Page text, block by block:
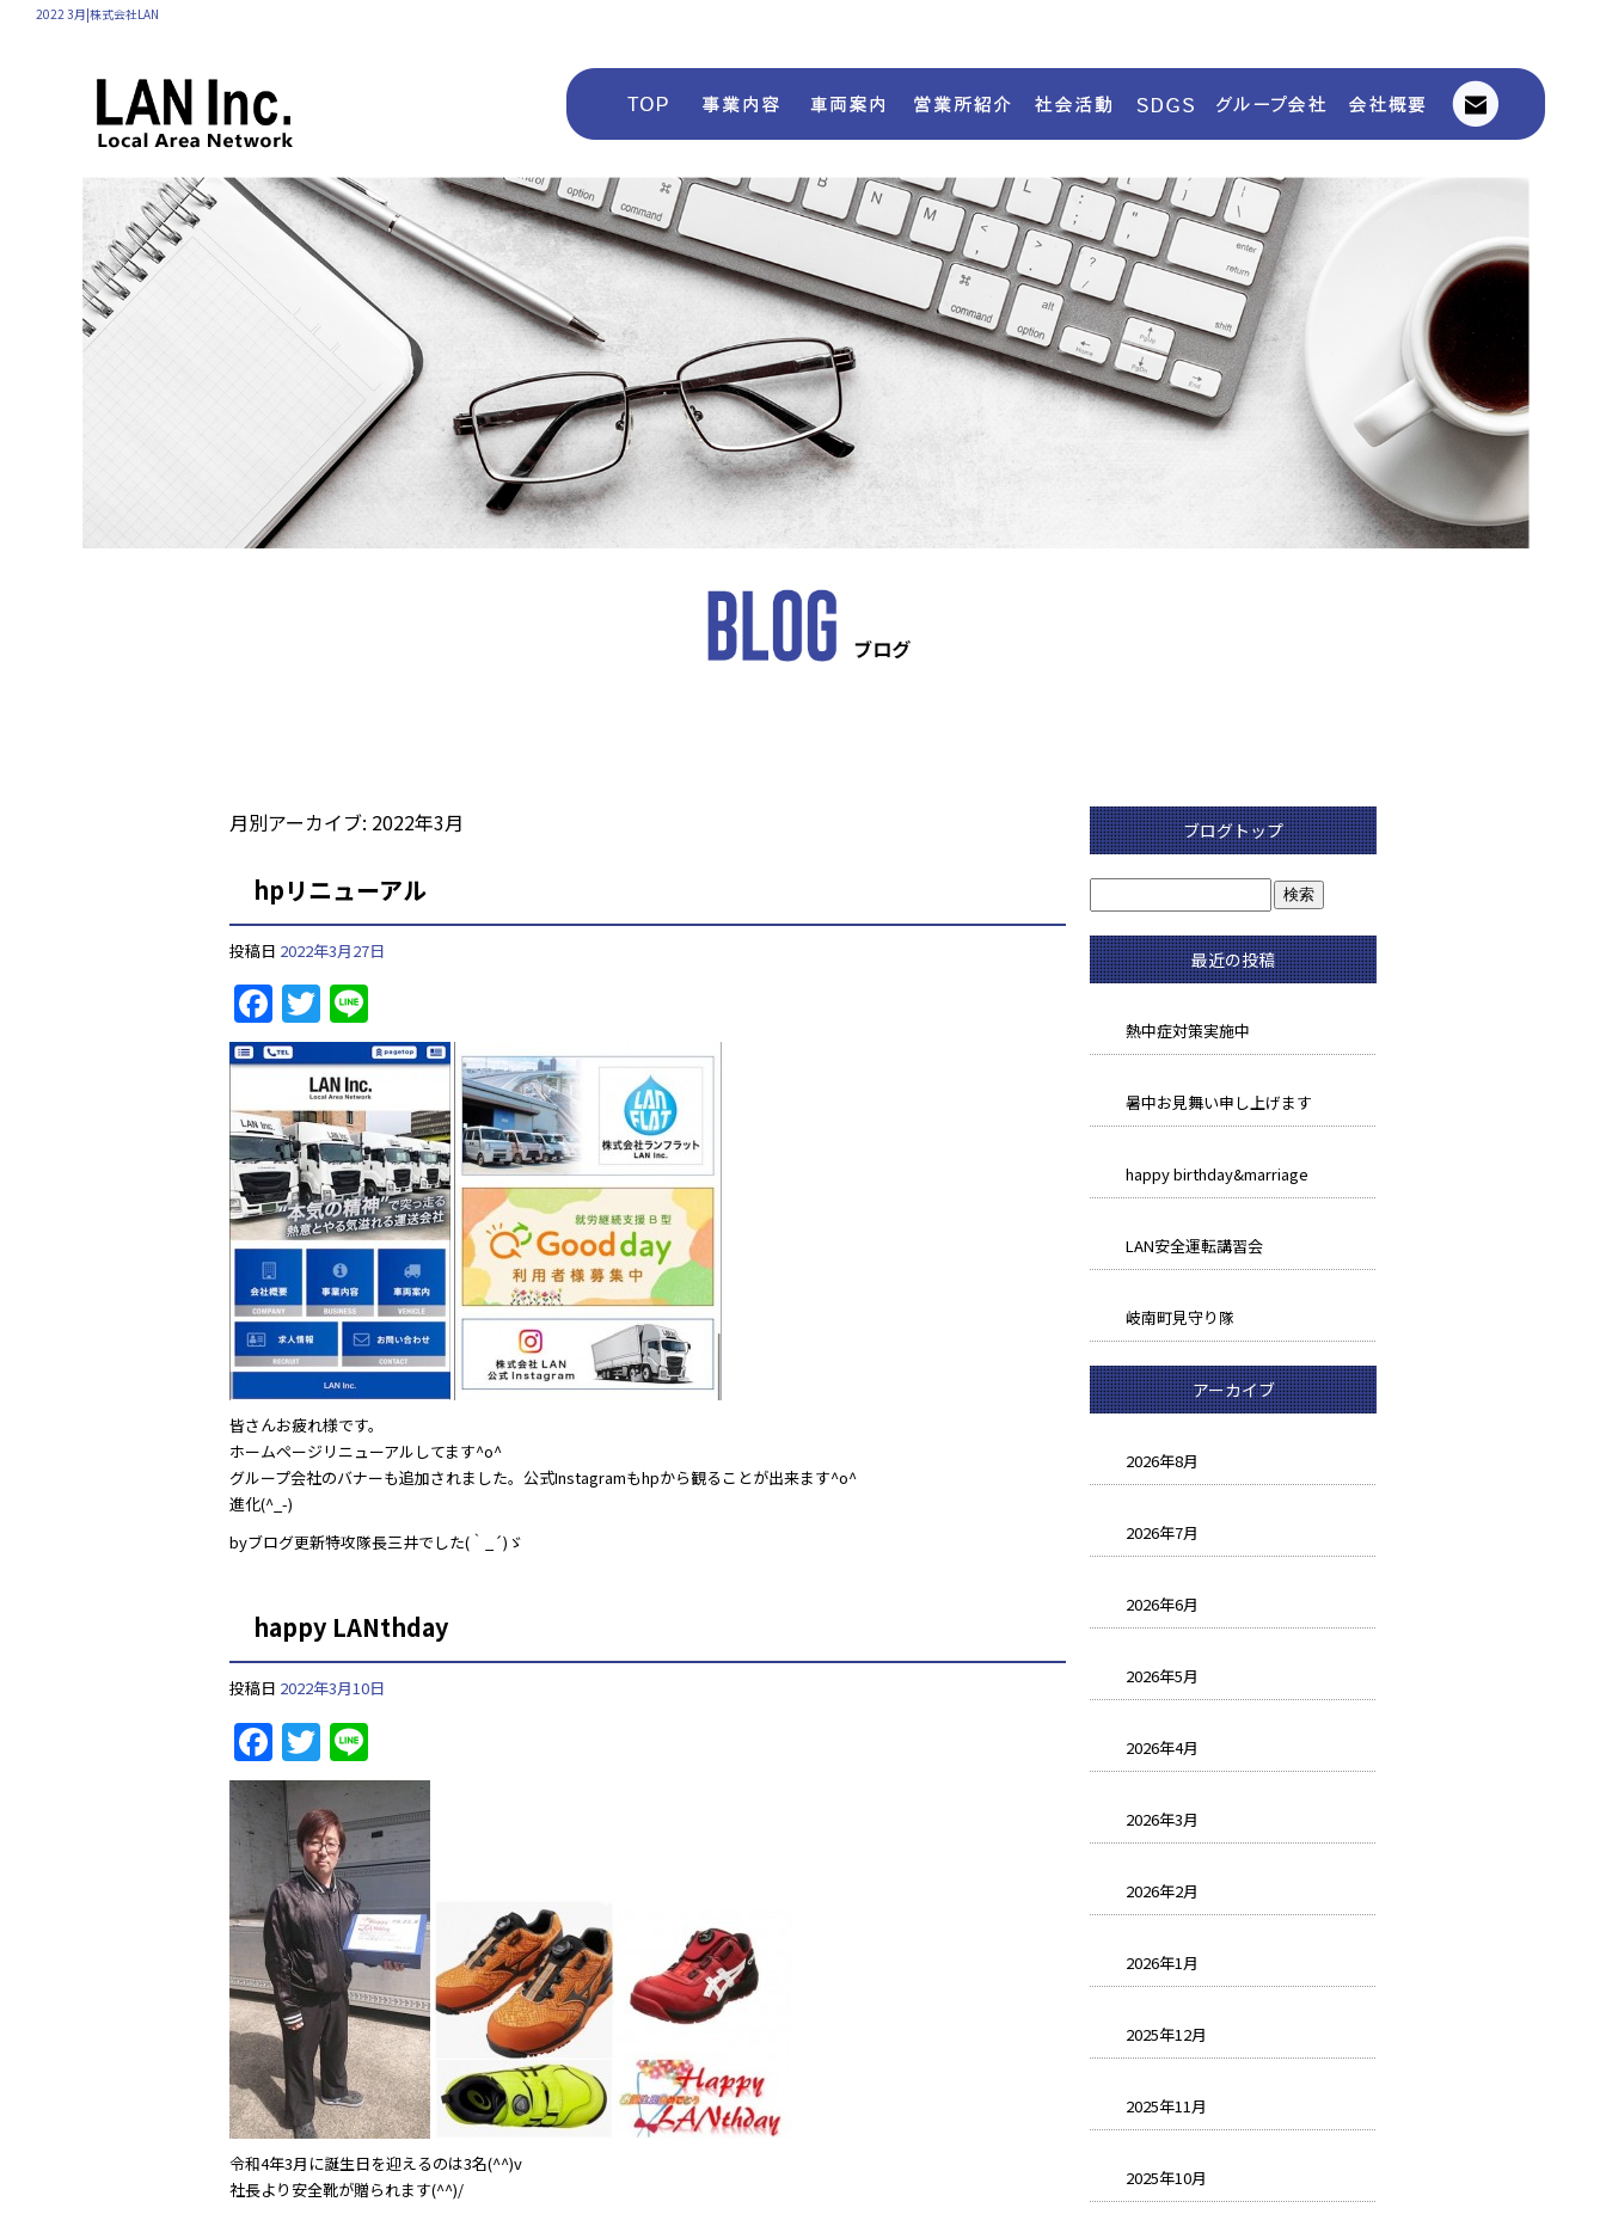
2022 3月|株式会社LAN
月別アーカイブ: 2022年3月
hpリニューアル
投稿日 2022年3月27日
F
a
c
e
b
o
o
k
T
w
itt
er
n
e
皆さんお疲れ様です。
ホームページリニューアルしてます^o^
グループ会社のバナーも追加されました。公式Instagramもhpから観ることが出来ます^o^
進化(^_-)
byブログ更新特攻隊長三井でした(｀_´)ゞ
happy LANthday
投稿日 2022年3月10日
F
a
c
e
b
o
o
k
T
w
itt
er
n
e
令和4年3月に誕生日を迎えるのは3名(^^)v
社長より安全靴が贈られます(^^)/
ブログトップ
最近の投稿
熱中症対策実施中
暑中お見舞い申し上げます
happy birthday&marriage
LAN安全運転講習会
岐南町見守り隊
アーカイブ
2026年8月
2026年7月
2026年6月
2026年5月
2026年4月
2026年3月
2026年2月
2026年1月
2025年12月
2025年11月
2025年10月